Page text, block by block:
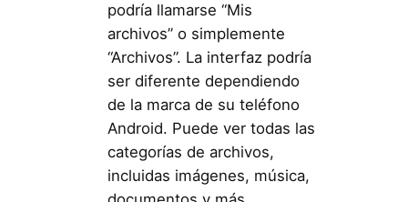
podría llamarse “Mis
archivos” o simplemente
“Archivos”. La interfaz podría
ser diferente dependiendo
de la marca de su teléfono
Android. Puede ver todas las
categorías de archivos,
incluidas imágenes, música,